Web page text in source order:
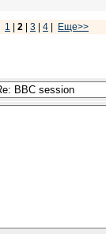
1 2 3 4
Еще>>